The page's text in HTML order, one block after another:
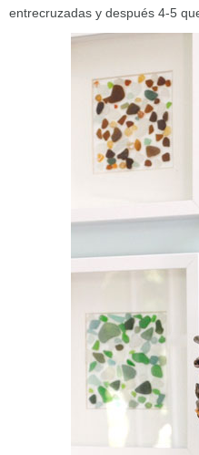
entrecruzadas y después 4-5